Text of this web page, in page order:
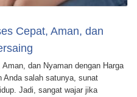
Cepat, Aman, dan
dan Nyaman dengan Harga
Anda salah satunya, sunat
Jadi, sangat wajar jika